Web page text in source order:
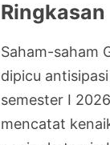
Ringkasan
Saham-saham
dipicu
semester I
mencatat